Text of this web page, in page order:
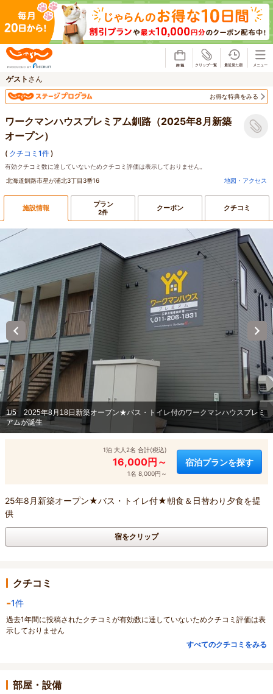
ゲスト さん
お得な特典をみる
ワークマンハウスプレミアム釧路（2025年8月新築
オープン）
( クチコミ1件)
有効クチコミ数に達していないためクチコミ評価は表示しておりません。
北海道釧路市星が浦北3丁目3番16
地図・アクセス
施設情報 プラン
2件 クーポン クチコミ
1/5
2025年8月18日新築オープン★バス・トイレ付のワークマンハウスプレミ
アムが誕生
1泊 大人2名 合計(税込)
16,000円～
1名 8,000円～
宿泊プランを探す
25年8月新築オープン★バス・トイレ付★朝食＆日替わり夕食を提
供
宿をクリップ
クチコミ
-1件
過去1年間に投稿されたクチコミが有効数に達していないためクチコミ評価は表
示しておりません
すべてのクチコミをみる
部屋・設備